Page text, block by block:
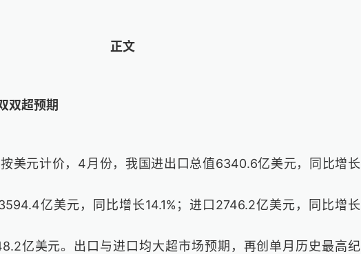
正文
双超预期
美元计价，4月份，我国进出口总值6340.6亿美元，同比增长
亿美元，同比增长14.1%；进口2746.2亿美元，同比增长
亿美元。出口与进口均大超市场预期，再创单月历史最高纪